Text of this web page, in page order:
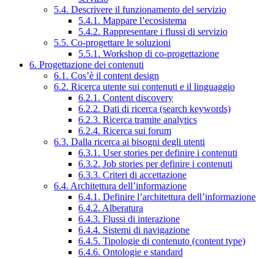
5.4. Descrivere il funzionamento del servizio
5.4.1. Mappare l’ecosistema
5.4.2. Rappresentare i flussi di servizio
5.5. Co-progettare le soluzioni
5.5.1. Workshop di co-progettazione
6. Progettazione dei contenuti
6.1. Cos’è il content design
6.2. Ricerca utente sui contenuti e il linguaggio
6.2.1. Content discovery
6.2.2. Dati di ricerca (search keywords)
6.2.3. Ricerca tramite analytics
6.2.4. Ricerca sui forum
6.3. Dalla ricerca ai bisogni degli utenti
6.3.1. User stories per definire i contenuti
6.3.2. Job stories per definire i contenuti
6.3.3. Criteri di accettazione
6.4. Architettura dell’informazione
6.4.1. Definire l’architettura dell’informazione
6.4.2. Alberatura
6.4.3. Flussi di interazione
6.4.4. Sistemi di navigazione
6.4.5. Tipologie di contenuto (content type)
6.4.6. Ontologie e standard